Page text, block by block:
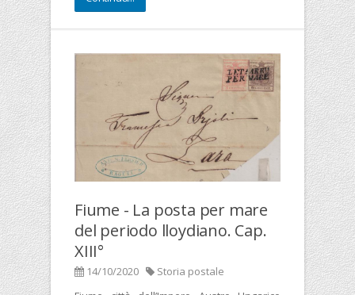
Fiume - La posta per mare
del periodo lloydiano. Cap.
XIII°
14/10/2020
Storia postale